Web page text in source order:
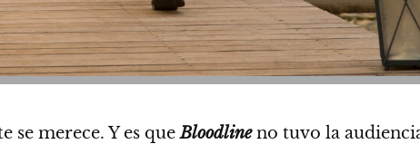
se merece. Y es queBloodlineno tuvo la